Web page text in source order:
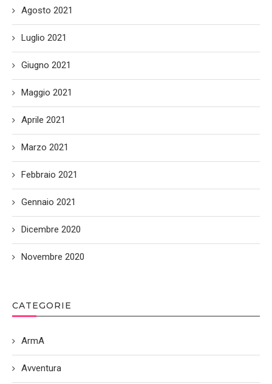
Agosto 2021
Luglio 2021
Giugno 2021
Maggio 2021
Aprile 2021
Marzo 2021
Febbraio 2021
Gennaio 2021
Dicembre 2020
Novembre 2020
CATEGORIE
ArmA
Avventura